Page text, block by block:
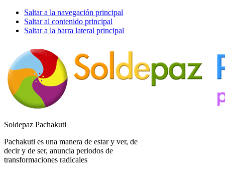
Saltar a la navegación principal
Saltar al contenido principal
Saltar a la barra lateral principal
Soldepaz Pachakuti
Pachakuti es una manera de estar y ver, de
decir y de ser, anuncia periodos de
transformaciones radicales